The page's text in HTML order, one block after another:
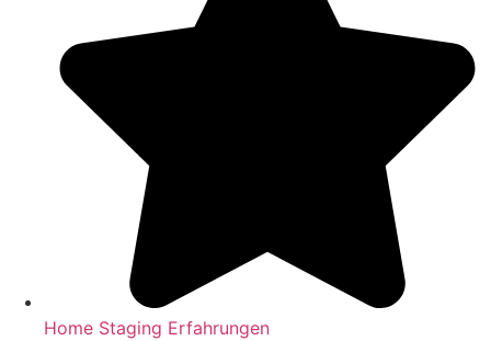
Home Staging Erfahrungen